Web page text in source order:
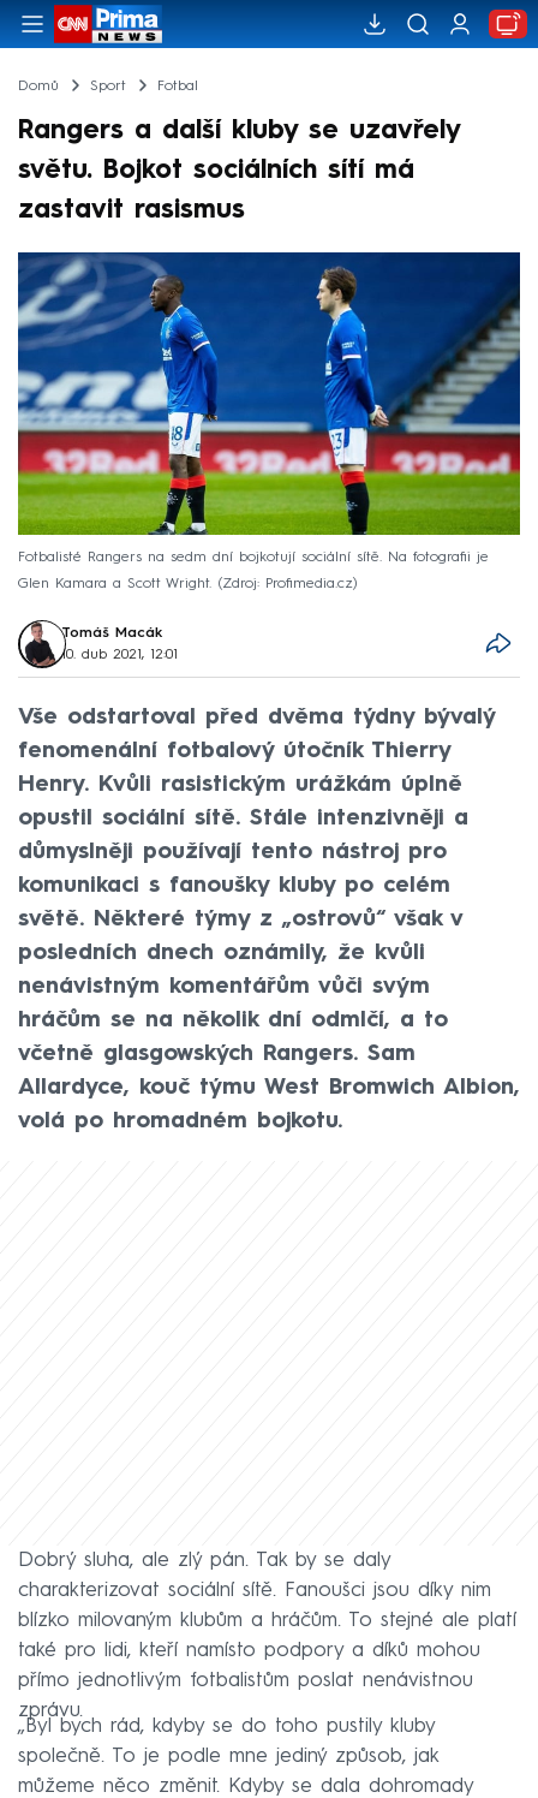
Domů Sport Fotbal
Rangers a další kluby se uzavřely
světu. Bojkot sociálních sítí má
zastavit rasismus
Fotbalisté Rangers na sedm dní bojkotují sociální sítě. Na fotografii je
Glen Kamara a Scott Wright.
Zdroj: Profimedia.cz
Tomáš Macák
10. dub 2021, 12:01
Vše odstartoval před dvěma týdny bývalý
fenomenální fotbalový útočník Thierry
Henry. Kvůli rasistickým urážkám úplně
opustil sociální sítě. Stále intenzivněji a
důmyslněji používají tento nástroj pro
komunikaci s fanoušky kluby po celém
světě. Některé týmy z „ostrovů“ však v
posledních dnech oznámily, že kvůli
nenávistným komentářům vůči svým
hráčům se na několik dní odmlčí, a to
včetně glasgowských Rangers. Sam
Allardyce, kouč týmu West Bromwich Albion,
volá po hromadném bojkotu.
Dobrý sluha, ale zlý pán. Tak by se daly
charakterizovat sociální sítě. Fanoušci jsou díky nim
blízko milovaným klubům a hráčům. To stejné ale platí
také pro lidi, kteří namísto podpory a díků mohou
přímo jednotlivým fotbalistům poslat nenávistnou
zprávu.
„Byl bych rád, kdyby se do toho pustily kluby
společně. To je podle mne jediný způsob, jak
můžeme něco změnit. Kdyby se dala dohromady